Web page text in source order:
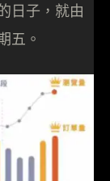
日子，就由
五。